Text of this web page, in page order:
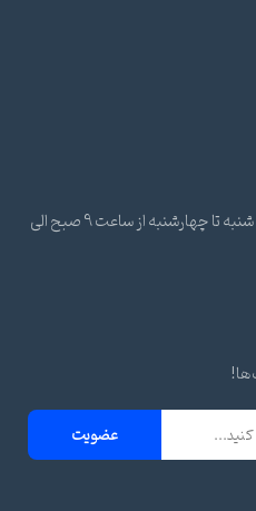
ساعات پاسخ گویی تلفنی و پشتیبانی شنبه تا چهارشنبه از ساعت 9 صبح الی
عضویت